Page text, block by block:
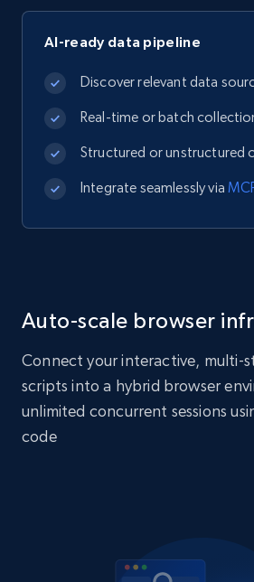
AI-ready data pipeline
Discover relevant data
Real-time or batch
Structured or unstructured
Integrate seamlessly via
Auto-scale browser
Connect your interactive, multi-
scripts into a hybrid browser
unlimited concurrent sessions
code